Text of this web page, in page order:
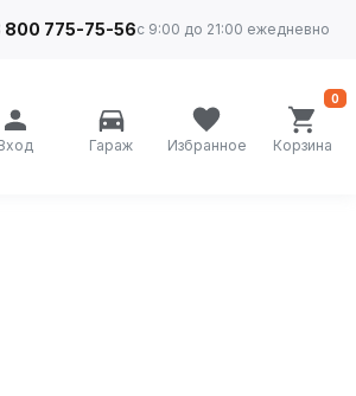
800 775-75-56с 9:00 до 21:00 ежедневно
Гараж Избранное Корзина
0